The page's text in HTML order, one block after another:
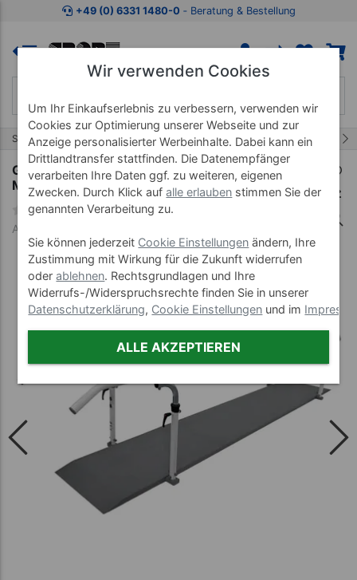
Zum Kaufbereich springen Zur Produktbeschreibung
+49 (0) 6331 1480-0 ‐ Beratung & Bestellung
Start Therapiegeräte Gehbarren
Gehbarren Exklusiv Holmenlänge 4 m aus
Metall
Art-Nr. 23512
Wir verwenden Cookies
Um Ihr Einkaufserlebnis zu verbessern, verwenden wir
Cookies zur Optimierung unserer Webseite und zur
Anzeige personalisierter Werbeinhalte. Dabei kann ein
Drittlandtransfer stattfinden. Die Datenempfänger
verarbeiten Ihre Daten ggf. zu weiteren, eigenen
Zwecken. Durch Klick aufalle erlauben stimmen Sie der
genannten Verarbeitung zu.
Sie können jederzeit Cookie Einstellungen ändern, Ihre
Zustimmung mit Wirkung für die Zukunft widerrufen
oderablehnen. Rechtsgrundlagen und Ihre
Widerrufs-/Widerspruchsrechte finden Sie in unserer
Datenschutzerklärung, Cookie Einstellungen und im
ALLE AKZEPTIEREN